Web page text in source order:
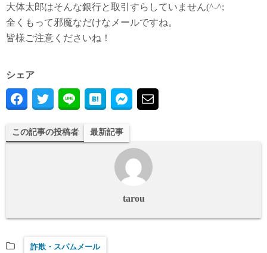
大体太郎はそんな銀行と取引すらしていません(^-^;
全くもって邪魔なだけなメールですね。
皆様ご注意くださいね！
シェア
この記事の投稿者 最新記事
tarou
詐欺・スパムメール